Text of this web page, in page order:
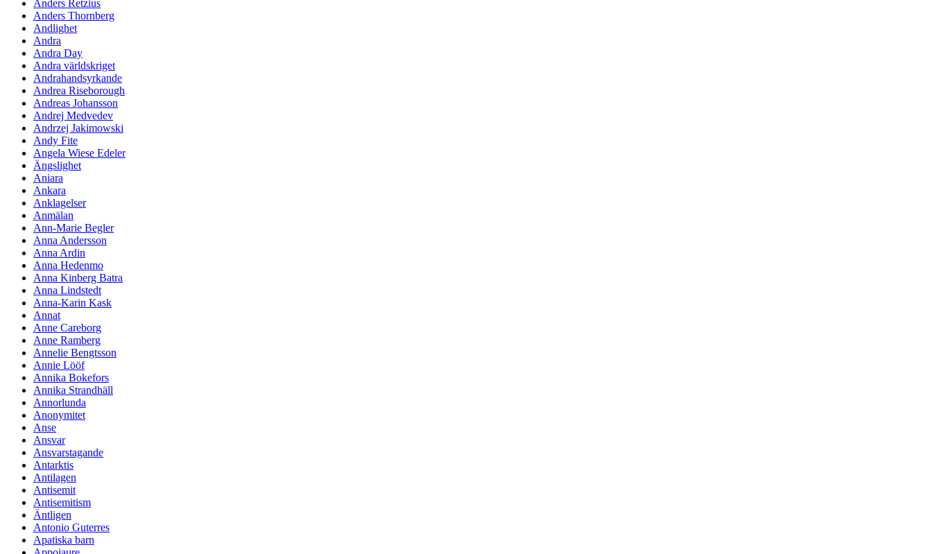
Anders Retzius
Anders Thornberg
Andlighet
Andra
Andra Day
Andra världskriget
Andrahandsyrkande
Andrea Riseborough
Andreas Johansson
Andrej Medvedev
Andrzej Jakimowski
Andy Fite
Angela Wiese Edeler
Ängslighet
Aniara
Ankara
Anklagelser
Anmälan
Ann-Marie Begler
Anna Andersson
Anna Ardin
Anna Hedenmo
Anna Kinberg Batra
Anna Lindstedt
Anna-Karin Kask
Annat
Anne Careborg
Anne Ramberg
Annelie Bengtsson
Annie Lööf
Annika Bokefors
Annika Strandhäll
Annorlunda
Anonymitet
Anse
Ansvar
Ansvarstagande
Antarktis
Antilagen
Antisemit
Antisemitism
Äntligen
Antonio Guterres
Apatiska barn